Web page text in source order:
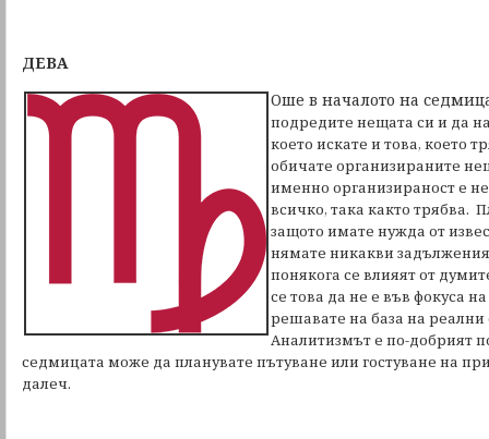
ДЕВА
Оше в началото на
подредите нещата си и да
което искате и това, което
обичате организираните
именно организираност е
всичко, така както трябва.
защото имате нужда от
нямате никакви
понякога се влияят от
се това да не е във фокуса
решавате на база на реални
Аналитизмът е по-добрият
седмицата може да планувате пътуване или гостуване на
далеч.